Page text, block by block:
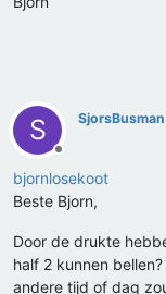
S
Offline
SjorsBusman
bjornlosekoot
Beste Bjorn,
Door de drukte
half 2 kunnen
andere tijd of dag